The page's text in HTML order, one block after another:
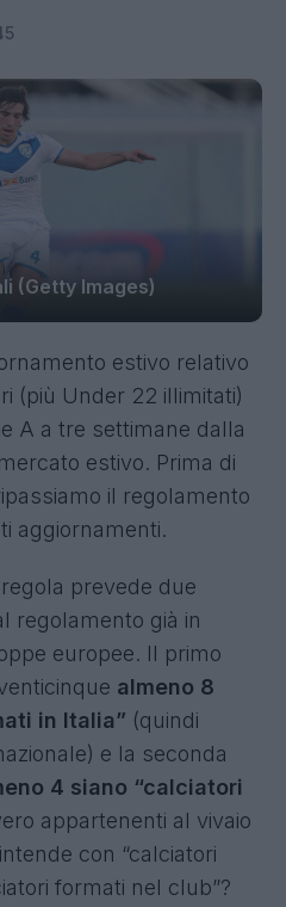
(Getty Images)
estivo relativo
(più Under 22 illimitati)
A a tre settimane dalla
estivo. Prima di
il regolamento
aggiornamenti.
prevede due
regolamento già in
europee. Il primo
almeno 8
in Italia” (quindi
e la seconda
4 siano “calciatori
appartenenti al vivaio
con “calciatori
formati nel club”?